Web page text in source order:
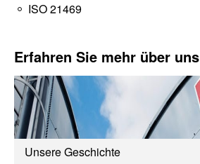
ISO 21469
Erfahren Sie mehr über uns
Unsere Geschichte